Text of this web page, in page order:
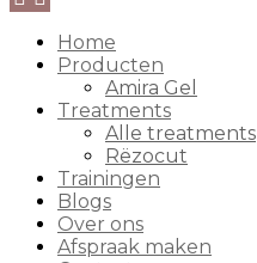
Home
Producten
Amira Gel
Treatments
Alle treatments
Rëzocut
Trainingen
Blogs
Over ons
Afspraak maken